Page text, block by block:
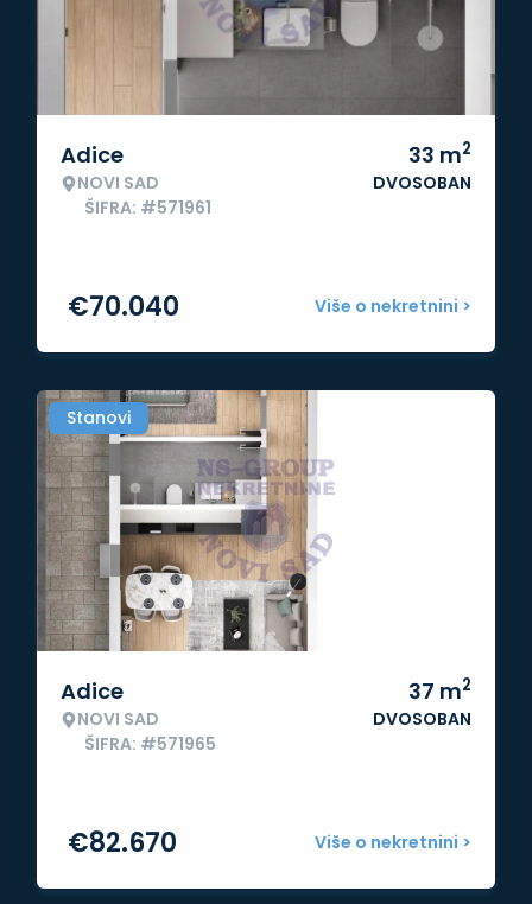
Adice
NOVI SAD
ŠIFRA: #571961
33 m2
DVOSOBAN
Više o nekretnini >
€70.040
Stanovi
Adice
NOVI SAD
ŠIFRA: #571965
37 m2
DVOSOBAN
Više o nekretnini >
€82.670